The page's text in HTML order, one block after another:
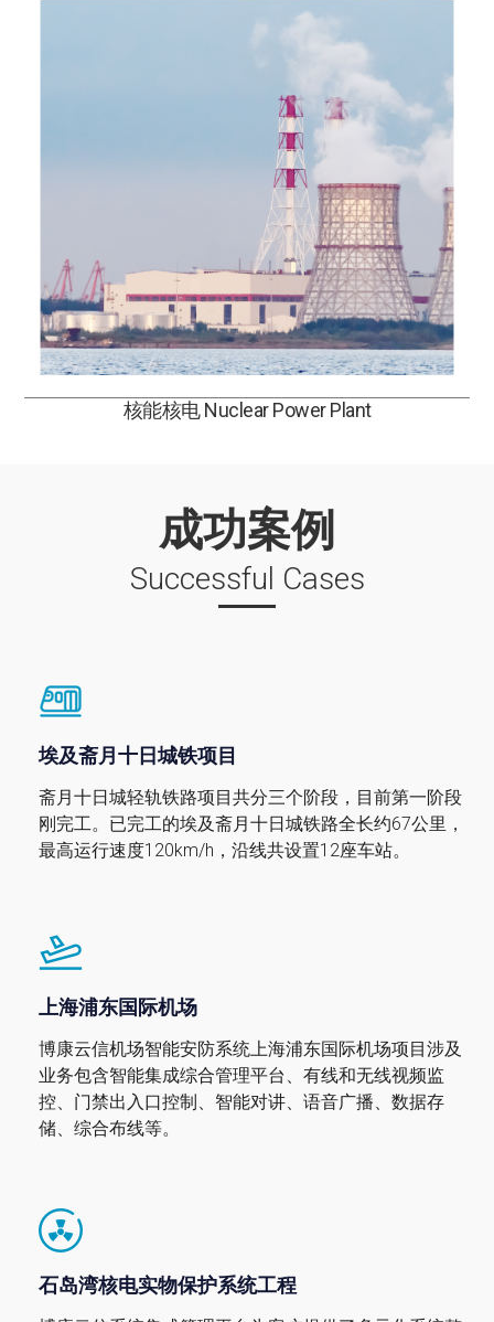
核能核电 Nuclear Power Plant
成功案例
Successful Cases
埃及斋月十日城铁项目
斋月十日城轻轨铁路项目共分三个阶段，目前第一阶段
刚完工。已完工的埃及斋月十日城铁路全长约67公里，
最高运行速度120km/h，沿线共设置12座车站。
上海浦东国际机场
博康云信机场智能安防系统上海浦东国际机场项目涉及
业务包含智能集成综合管理平台、有线和无线视频监
控、门禁出入口控制、智能对讲、语音广播、数据存
储、综合布线等。
石岛湾核电实物保护系统工程